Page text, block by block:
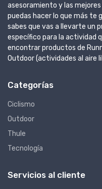
asesoramiento y las
puedas hacer lo que más te
sabes que vas a llevarte un
específico para la actividad
encontrar productos de
Outdoor (actividades al aire
Categorías
Ciclismo
Outdoor
Thule
Tecnología
Servicios al cliente